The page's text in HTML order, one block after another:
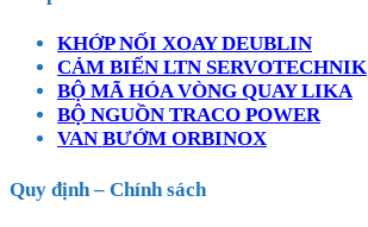
KHỚP NỐI XOAY DEUBLIN
CẢM BIẾN LTN SERVOTECHNIK
BỘ MÃ HÓA VÒNG QUAY LIKA
BỘ NGUỒN TRACO POWER
VAN BƯỚM ORBINOX
Quy định – Chính sách